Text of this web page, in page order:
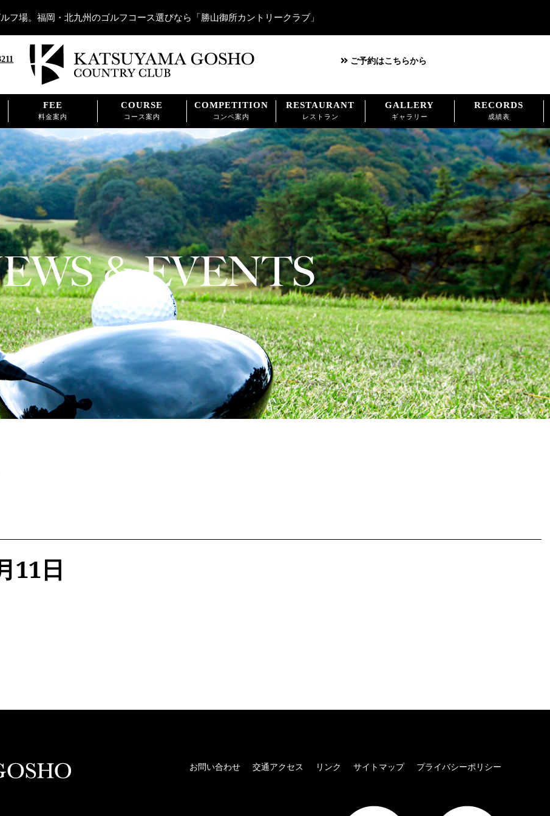
フ場。福岡・北九州のゴルフコース選びなら「勝山御所カントリークラブ」
ご予約はこちらから
FEE
料金案内
COURSE
コース案内
COMPETITION
コンペ案内
RESTAURANT
レストラン
GALLERY
ギャラリー
RECORDS
成績表
日
お問い合わせ 交通アクセス リンク サイトマップ プライバシーポリシー